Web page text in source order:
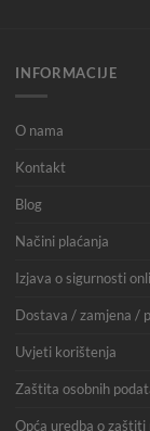
INFORMACIJE
O nama
Kontakt
Blog
Načini plaćanja
Izjava o sigurnosti
Dostava / zamjena /
Uvjeti korištenja
Zaštita osobnih
Opća uredba o zaštiti